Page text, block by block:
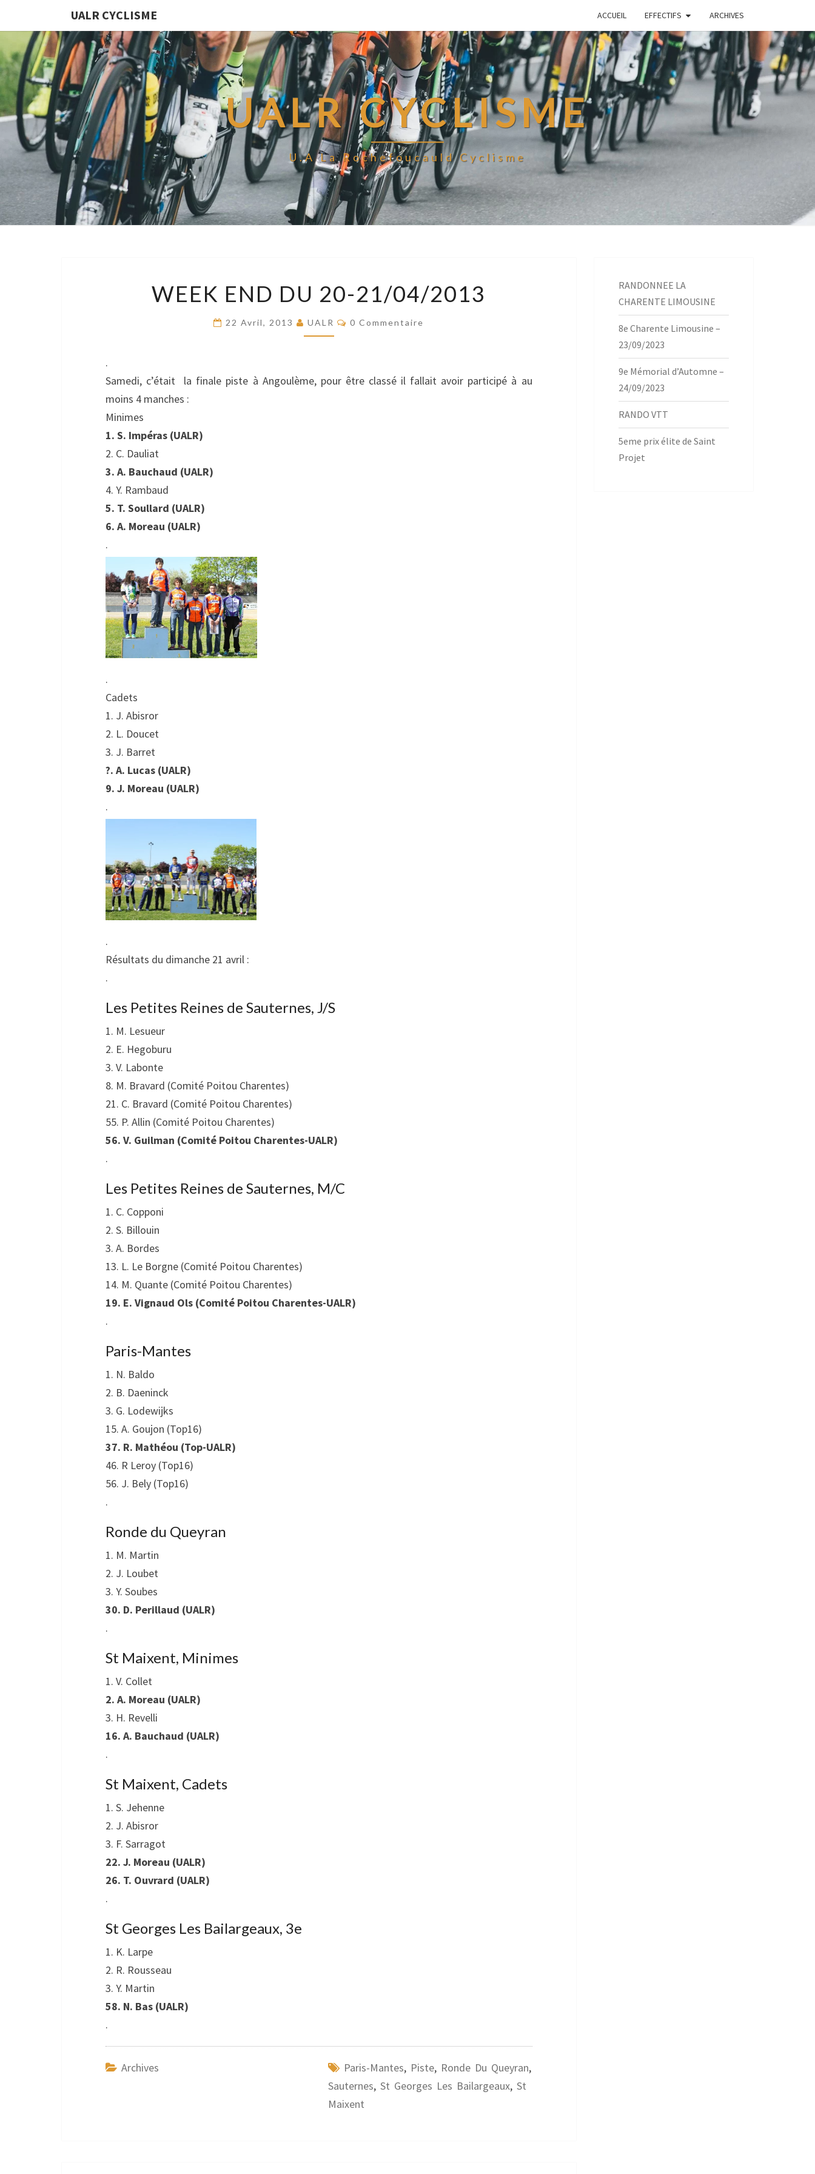
UALR CYCLISME ACCUEIL EFFECTIFS ARCHIVES
UALR CYCLISME
U.A La Rochefoucauld Cyclisme
END
WEEK END DU 20-21/04/2013
22 Avril, 2013 UALR Commentaires
0 Commentaire
.
Samedi, c’était la finale piste à Angoulème, pour être classé il fallait avoir participé à au
moins 4 manches :
Minimes
1. S. Impéras (UALR)
2. C. Dauliat
3. A. Bauchaud (UALR)
4. Y. Rambaud
5. T. Soullard (UALR)
6. A. Moreau (UALR)
.
.
Cadets
1. J. Abisror
2. L. Doucet
3. J. Barret
?. A. Lucas (UALR)
9. J. Moreau (UALR)
.
.
Résultats du dimanche 21 avril :
.
Les Petites Reines de Sauternes, J/S
1. M. Lesueur
2. E. Hegoburu
3. V. Labonte
8. M. Bravard (Comité Poitou Charentes)
21. C. Bravard (Comité Poitou Charentes)
55. P. Allin (Comité Poitou Charentes)
56. V. Guilman (Comité Poitou Charentes-UALR)
.
Les Petites Reines de Sauternes, M/C
1. C. Copponi
2. S. Billouin
3. A. Bordes
13. L. Le Borgne (Comité Poitou Charentes)
14. M. Quante (Comité Poitou Charentes)
19. E. Vignaud Ols (Comité Poitou Charentes-UALR)
.
Paris-Mantes
1. N. Baldo
2. B. Daeninck
3. G. Lodewijks
15. A. Goujon (Top16)
37. R. Mathéou (Top-UALR)
46. R Leroy (Top16)
56. J. Bely (Top16)
.
Ronde du Queyran
1. M. Martin
2. J. Loubet
3. Y. Soubes
30. D. Perillaud (UALR)
.
St Maixent, Minimes
1. V. Collet
2. A. Moreau (UALR)
3. H. Revelli
16. A. Bauchaud (UALR)
.
St Maixent, Cadets
1. S. Jehenne
2. J. Abisror
3. F. Sarragot
22. J. Moreau (UALR)
26. T. Ouvrard (UALR)
.
St Georges Les Bailargeaux, 3e
1. K. Larpe
2. R. Rousseau
3. Y. Martin
58. N. Bas (UALR)
.
Archives Paris-Mantes, Piste, Ronde Du Queyran,
Sauternes, St Georges Les Bailargeaux, St
Maixent
RANDONNEE LA
CHARENTE LIMOUSINE
8e Charente Limousine –
23/09/2023
9e Mémorial d’Automne –
24/09/2023
RANDO VTT
5eme prix élite de Saint
Projet